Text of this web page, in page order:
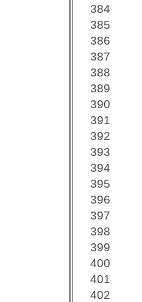
384
385
386
387
388
389
390
391
392
393
394
395
396
397
398
399
400
401
402